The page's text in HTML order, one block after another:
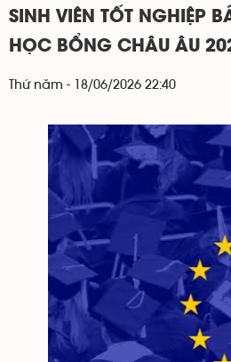
SINH VIÊN TỐT NGHIỆP
HỌC BỔNG CHÂU ÂU
Thứ năm - 18/06/2026 22:40